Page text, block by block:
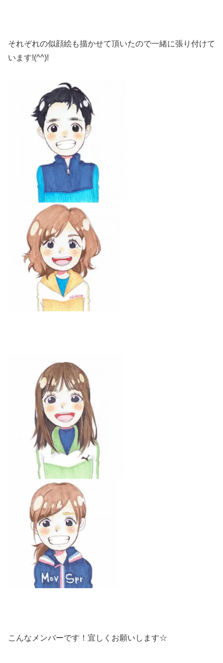
それぞれの似顔絵も描かせて頂いたので一緒に張り付けて
います!(^^)!
こんなメンバーです！宜しくお願いします☆